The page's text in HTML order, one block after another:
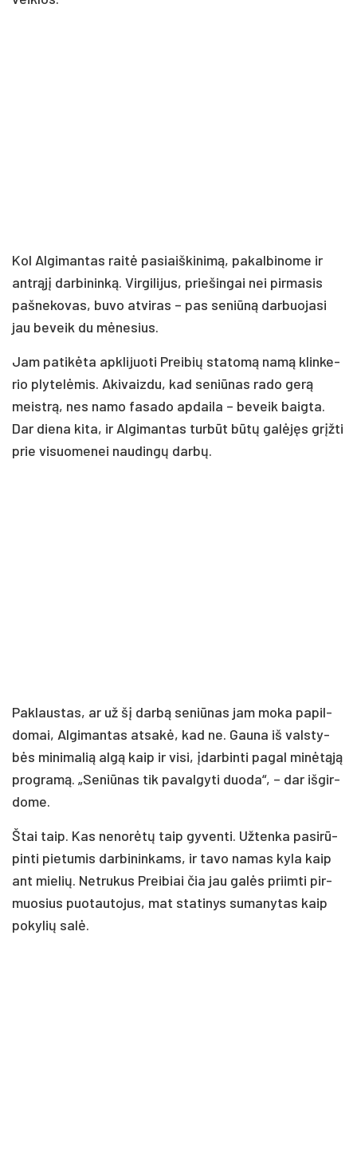
Kol Al­gi­man­tas rai­tė pa­siaiš­ki­ni­mą, pa­kal­bi­no­me ir
ant­rą­jį dar­bi­nin­ką. Vir­gi­li­jus, prie­šin­gai nei pir­ma­sis
pa­šne­ko­vas, bu­vo at­vi­ras – pas se­niū­ną dar­buo­ja­si
jau be­veik du mė­ne­sius.
Jam pa­ti­kė­ta ap­kli­juo­ti Prei­bių sta­to­mą na­mą klin­ke­
rio ply­te­lė­mis. Aki­vaiz­du, kad se­niū­nas ra­do ge­rą
meist­rą, nes na­mo fa­sa­do ap­dai­la – be­veik baig­ta.
Dar die­na ki­ta, ir Al­gi­man­tas tur­būt bū­tų ga­lė­jęs grįž­ti
prie vi­suo­me­nei nau­din­gų dar­bų.
Pak­laus­tas, ar už šį dar­bą se­niū­nas jam mo­ka pa­pil­
do­mai, Al­gi­man­tas at­sa­kė, kad ne. Gau­na iš vals­ty­
bės mi­ni­ma­lią al­gą kaip ir vi­si, įdar­bin­ti pa­gal mi­nė­tą­ją
pro­gra­mą. „Se­niū­nas tik pa­val­gy­ti duo­da“, – dar iš­gir­
do­me.
Štai taip. Kas ne­no­rė­tų taip gy­ven­ti. Už­ten­ka pa­si­rū­
pin­ti pie­tu­mis dar­bi­nin­kams, ir ta­vo na­mas ky­la kaip
ant mie­lių. Net­ru­kus Prei­biai čia jau ga­lės priim­ti pir­
muo­sius puo­tau­to­jus, mat sta­ti­nys su­ma­ny­tas kaip
po­ky­lių sa­lė.